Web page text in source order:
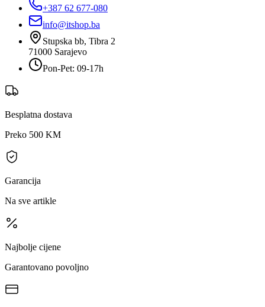
+387 62 677-080
info@itshop.ba
Stupska bb, Tibra 2
71000 Sarajevo
Pon-Pet: 09-17h
Besplatna dostava
Preko 500 KM
Garancija
Na sve artikle
Najbolje cijene
Garantovano povoljno